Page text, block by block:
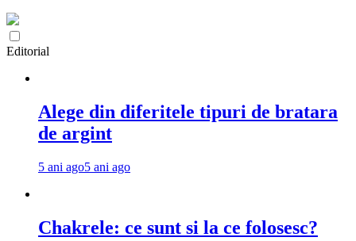
Editorial
Alege din diferitele tipuri de bratara
de argint
5 ani ago5 ani ago
Chakrele: ce sunt si la ce folosesc?